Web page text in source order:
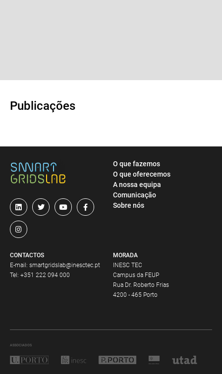
Publicações
MORADA
INESC TEC
Campus da FEUP
Rua Dr. Roberto Frias
4200 - 465 Porto
CONTACTOS
E-mail: smartgridslab@inesctec.pt
Tel: +351 222 094 000
O que fazemos
O que oferecemos
A nossa equipa
Comunicação
Sobre nós
ASSOCIADOS